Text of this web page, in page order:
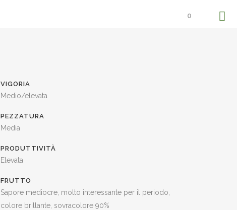
0
VIGORIA
Medio/elevata
PEZZATURA
Media
PRODUTTIVITÀ
Elevata
FRUTTO
Sapore mediocre, molto interessante per il periodo,
colore brillante, sovracolore 90%